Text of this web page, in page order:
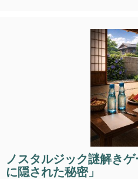
ノスタルジック謎解き
に隠された秘密」